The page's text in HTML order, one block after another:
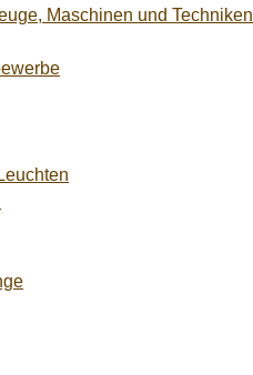
Maschinen und Techniken